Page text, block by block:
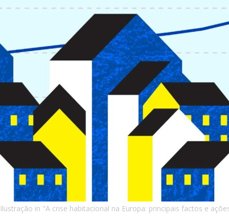
Ilustração in "A crise habitacional na Europa: principais factos e